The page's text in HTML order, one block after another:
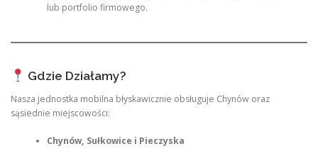
lub portfolio firmowego.
Gdzie Działamy?
Nasza jednostka mobilna błyskawicznie obsługuje Chynów oraz
sąsiednie miejscowości:
Chynów, Sułkowice i Pieczyska